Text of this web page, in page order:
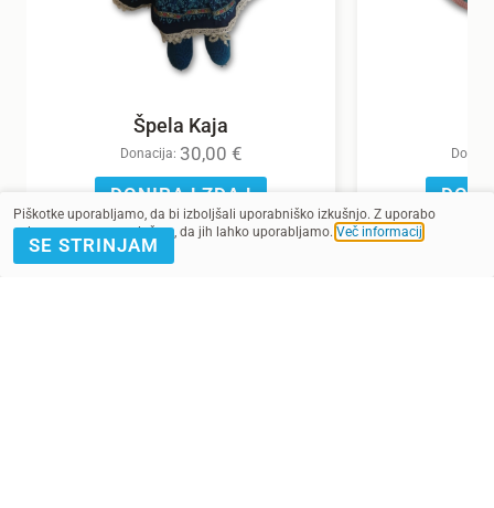
Špela Kaja
Donacija: 30,00 €
DONIRAJ ZDAJ
Piškotke uporabljamo, da bi izboljšali uporabniško izkušnjo. Z uporabo
spletnega mesta soglašate, da jih lahko uporabljamo. Več informacij
SE STRINJAM